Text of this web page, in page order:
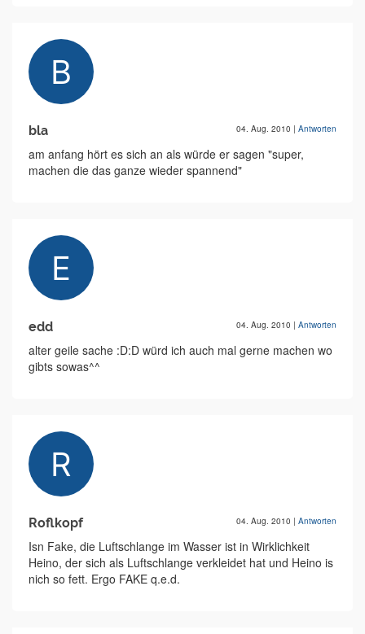
bla 04. Aug. 2010 | Antworten
am anfang hört es sich an als würde er sagen "super,
machen die das ganze wieder spannend"
edd 04. Aug. 2010 | Antworten
alter geile sache :D:D würd ich auch mal gerne machen wo
gibts sowas^^
Roflkopf 04. Aug. 2010 | Antworten
Isn Fake, die Luftschlange im Wasser ist in Wirklichkeit
Heino, der sich als Luftschlange verkleidet hat und Heino is
nich so fett. Ergo FAKE q.e.d.